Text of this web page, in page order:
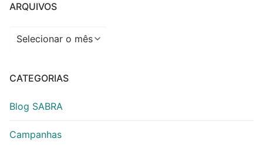
ARQUIVOS
Arquivos
CATEGORIAS
Blog SABRA
Campanhas